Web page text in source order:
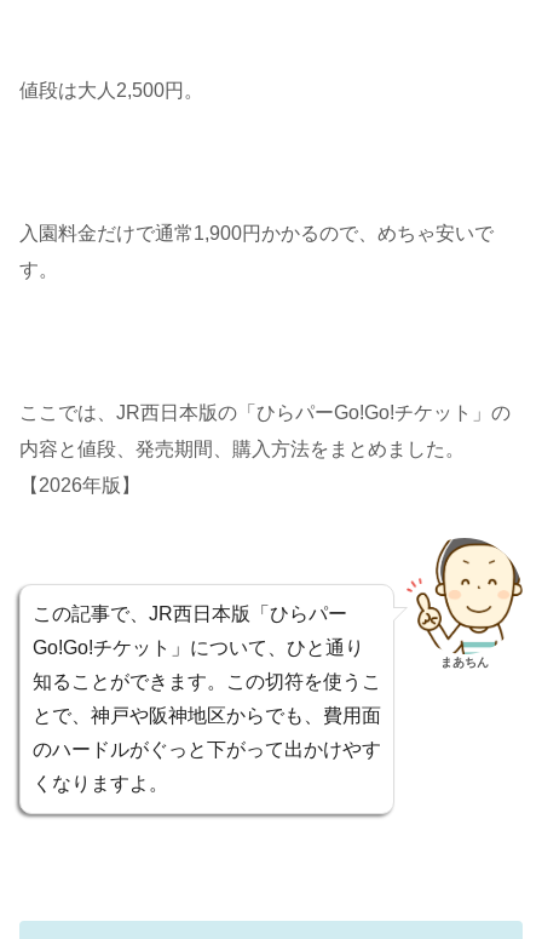
値段は大人2,500円。
入園料金だけで通常1,900円かかるので、めちゃ安いで
す。
ここでは、JR西日本版の「ひらパーGo!Go!チケット」の
内容と値段、発売期間、購入方法をまとめました。
【2026年版】
この記事で、JR西日本版「ひらパー
Go!Go!チケット」について、ひと通り
知ることができます。この切符を使うこ
とで、神戸や阪神地区からでも、費用面
のハードルがぐっと下がって出かけやす
くなりますよ。
まあちん